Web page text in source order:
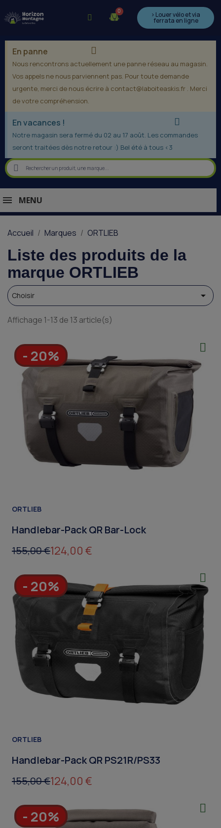
> Louer vélo et via
ferrata en ligne
En panne
Nous rencontrons actuellement une panne réseau au magasin.
Vos appels ne nous parviennent pas. Pour toute demande
urgente, merci de nous écrire à contact@laboiteaskis.fr . Merci
de votre compréhension.
En vacances !
Notre magasin sera fermé du 02 au 17 août. Les commandes
seront traitées dès notre retour :) Bel été à tous <3
MENU
Accueil Marques ORTLIEB
Liste des produits de la
marque ORTLIEB
Choisir 
Affichage 1-13 de 13 article(s)
- 20%
ORTLIEB
Handlebar-Pack QR Bar-Lock
155,00 €124,00 €
- 20%
ORTLIEB
Handlebar-Pack QR PS21R/PS33
155,00 €124,00 €
- 20%